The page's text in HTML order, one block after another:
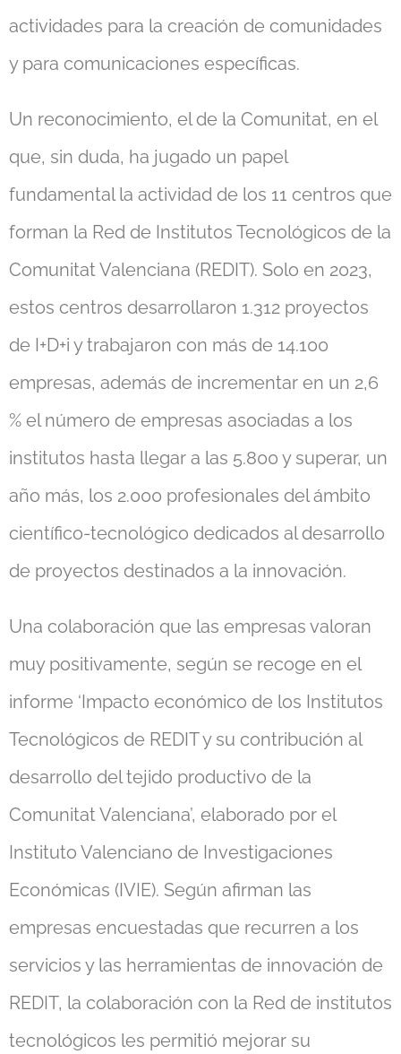
actividades para la creación de comunidades
y para comunicaciones específicas.
Un reconocimiento, el de la Comunitat, en el
que, sin duda, ha jugado un papel
fundamental la actividad de los 11 centros que
forman la Red de Institutos Tecnológicos de la
Comunitat Valenciana (REDIT). Solo en 2023,
estos centros desarrollaron 1.312 proyectos
de I+D+i y trabajaron con más de 14.100
empresas, además de incrementar en un 2,6
% el número de empresas asociadas a los
institutos hasta llegar a las 5.800 y superar, un
año más, los 2.000 profesionales del ámbito
científico-tecnológico dedicados al desarrollo
de proyectos destinados a la innovación.
Una colaboración que las empresas valoran
muy positivamente, según se recoge en el
informe ‘Impacto económico de los Institutos
Tecnológicos de REDIT y su contribución al
desarrollo del tejido productivo de la
Comunitat Valenciana’, elaborado por el
Instituto Valenciano de Investigaciones
Económicas (IVIE). Según afirman las
empresas encuestadas que recurren a los
servicios y las herramientas de innovación de
REDIT, la colaboración con la Red de institutos
tecnológicos les permitió mejorar su